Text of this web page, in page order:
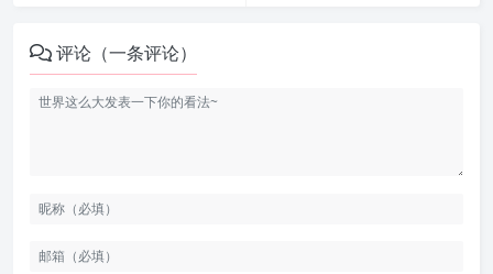
评论（一条评论）